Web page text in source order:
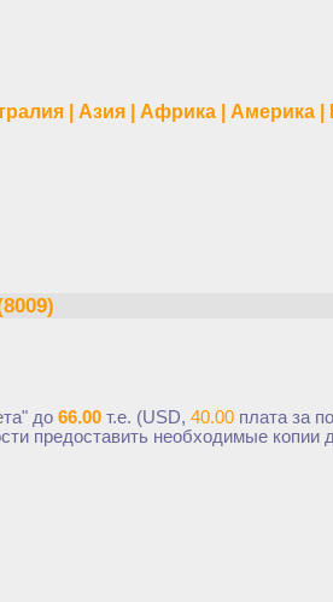
Азия Африка Америка
до 66.00 т.е. (USD, 40.00 плата за
предоставить необходимые копии